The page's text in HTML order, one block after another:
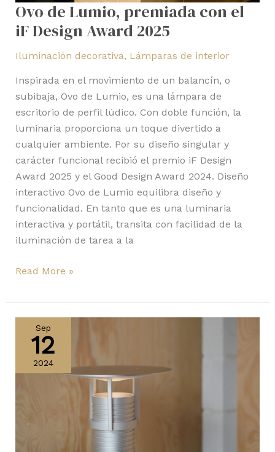
Ovo de Lumio, premiada con el
iF Design Award 2025
Iluminación decorativa, Lámparas de interior
Inspirada en el movimiento de un balancín, o
subibaja, Ovo de Lumio, es una lámpara de
escritorio de perfil lúdico. Con doble función, la
luminaria proporciona un toque divertido a
cualquier ambiente. Por su diseño singular y
carácter funcional recibió el premio iF Design
Award 2025 y el Good Design Award 2024. Diseño
interactivo Ovo de Lumio equilibra diseño y
funcionalidad. En tanto que es una luminaria
interactiva y portátil, transita con facilidad de la
iluminación de tarea a la
Read More »
Sep
12
2024
Table
Lamp
Muuto: